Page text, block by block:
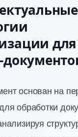
для
основан на
обработки